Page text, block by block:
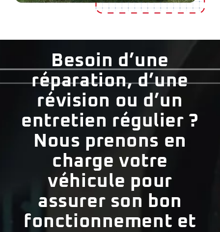
Besoin d’une
réparation, d’une
révision ou d’un
entretien régulier ?
Nous prenons en
charge votre
véhicule pour
assurer son bon
fonctionnement et